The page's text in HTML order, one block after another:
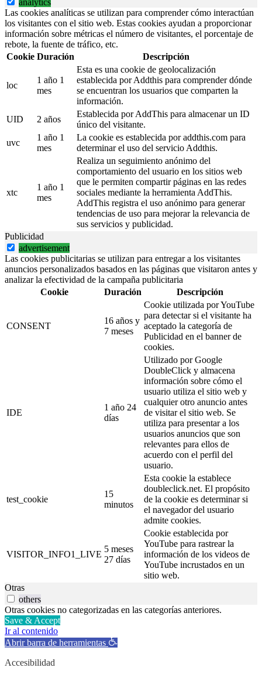
Las cookies analíticas se utilizan para comprender cómo interactúan
los visitantes con el sitio web. Estas cookies ayudan a proporcionar
información sobre métricas el número de visitantes, el porcentaje de
rebote, la fuente de tráfico, etc.
Cookie Duración Descripción
loc
1 año 1
mes
Esta es una cookie de geolocalización
establecida por Addthis para comprender dónde
se encuentran los usuarios que comparten la
información.
UID
2 años
Establecida por AddThis para almacenar un ID
único del visitante.
uvc
1 año 1
mes
La cookie es establecida por addthis.com para
determinar el uso del servicio Addthis.
xtc
1 año 1
mes
Realiza un seguimiento anónimo del
comportamiento del usuario en los sitios web
que le permiten compartir páginas en las redes
sociales mediante la herramienta AddThis.
AddThis registra el uso anónimo para generar
tendencias de uso para mejorar la relevancia de
sus servicios y publicidad.
Publicidad
advertisement
Las cookies publicitarias se utilizan para entregar a los visitantes
anuncios personalizados basados en las páginas que visitaron antes y
analizar la efectividad de la campaña publicitaria
Cookie
Duración Descripción
CONSENT
16 años y
7 meses
Cookie utilizada por YouTube
para detectar si el visitante ha
aceptado la categoría de
Publicidad en el banner de
cookies.
IDE
1 año 24
días
Utilizado por Google
DoubleClick y almacena
información sobre cómo el
usuario utiliza el sitio web y
cualquier otro anuncio antes
de visitar el sitio web. Se
utiliza para presentar a los
usuarios anuncios que son
relevantes para ellos de
acuerdo con el perfil del
usuario.
test_cookie
15
minutos
Esta cookie la establece
doubleclick.net. El propósito
de la cookie es determinar si
el navegador del usuario
admite cookies.
VISITOR_INFO1_LIVE
5 meses
27 días
Cookie establecida por
YouTube para rastrear la
información de los videos de
YouTube incrustados en un
sitio web.
Otras
others
Otras cookies no categorizadas en las categorías anteriores.
Save & Accept
Ir al contenido
Abrir barra de herramientas
Accesibilidad